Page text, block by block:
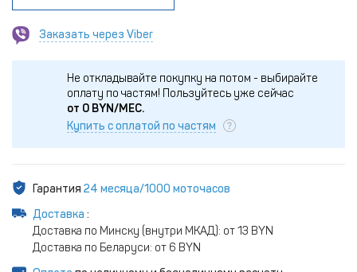
Заказать через Viber
Не откладывайте покупку на потом - выбирайте
оплату по частям! Пользуйтесь уже сейчас
от 0 BYN/МЕС.
Купить с оплатой по частям
Гарантия 24 месяца/1000 моточасов
Доставка :
Доставка по Минску (внутри МКАД): от 13 BYN
Доставка по Беларуси: от 6 BYN